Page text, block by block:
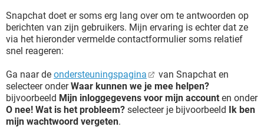
Snapchat doet er soms erg lang over om te antwoorden op
berichten van zijn gebruikers. Mijn ervaring is echter dat ze
via het hieronder vermelde contactformulier soms relatief
snel reageren:
Ga naar de ondersteuningspagina
van Snapchat en
selecteer onderWaar kunnen we je mee helpen?
bijvoorbeeld Mijn inloggegevens voor mijn account en onder
O nee! Wat is het probleem? selecteer je bijvoorbeeld Ik ben
mijn wachtwoord vergeten.